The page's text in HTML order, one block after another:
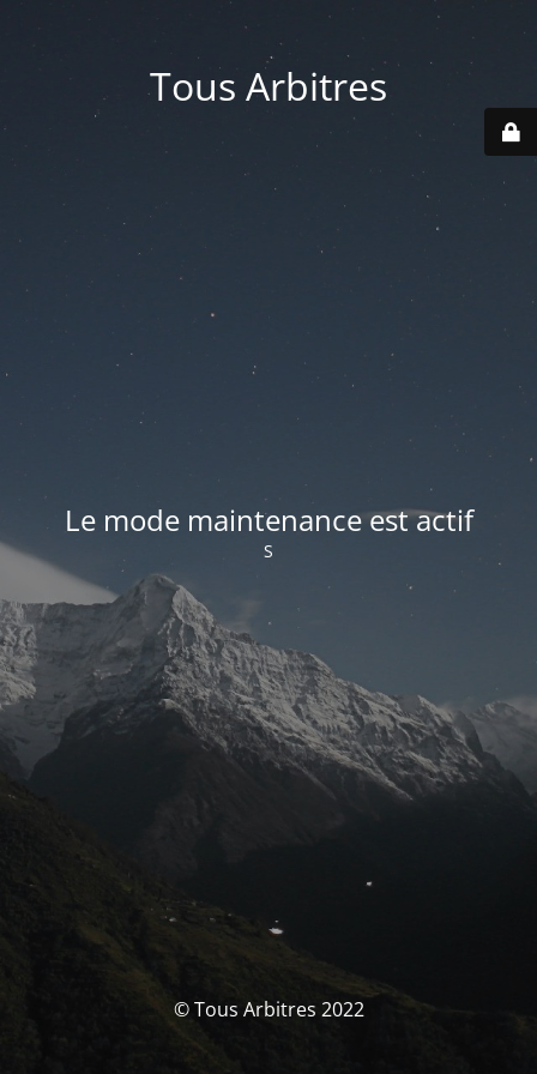
Tous Arbitres
Le mode maintenance est actif
S
© Tous Arbitres 2022